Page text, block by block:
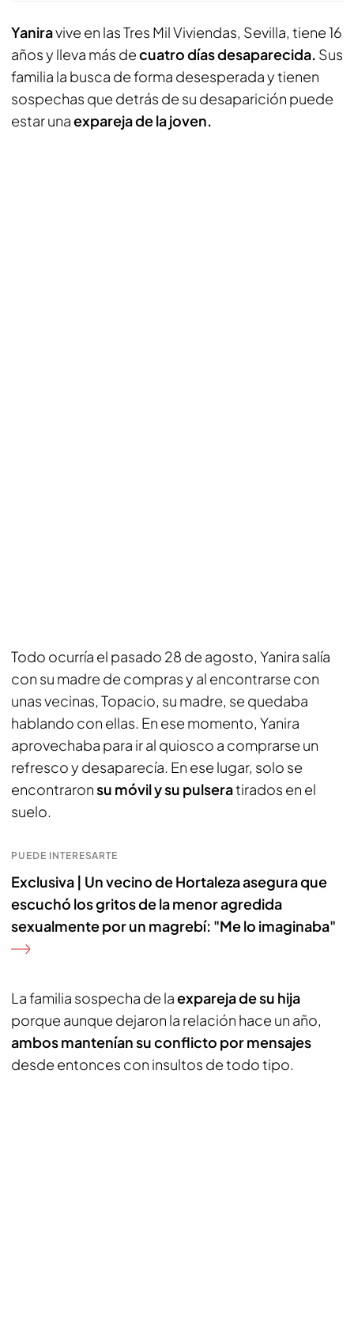
Yaniravive en las Tres Mil Viviendas, Sevilla, tiene 16
años y lleva más decuatro días desaparecida. Sus
familia la busca de forma desesperada y tienen
sospechas que detrás de su desaparición puede
estar unaexpareja de la joven.
Todo ocurría el pasado 28 de agosto, Yanira salía
con su madre de compras y al encontrarse con
unas vecinas, Topacio, su madre, se quedaba
hablando con ellas. En ese momento, Yanira
aprovechaba para ir al quiosco a comprarse un
refresco y desaparecía. En ese lugar, solo se
encontraronsu móvil y su pulseratirados en el
suelo.
PUEDE INTERESARTE
Exclusiva | Un vecino de Hortaleza asegura que
escuchó los gritos de la menor agredida
sexualmente por un magrebí: "Me lo imaginaba"
La familia sospecha de laexpareja de su hija
porque aunque dejaron la relación hace un año,
ambos mantenían su conflicto por mensajes
desde entonces con insultos de todo tipo.